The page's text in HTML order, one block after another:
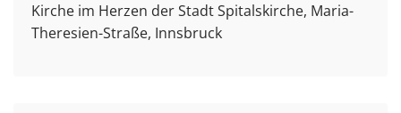
Kirche im Herzen der Stadt Spitalskirche, Maria-
Theresien-Straße, Innsbruck